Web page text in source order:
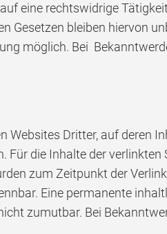
eine rechtswidrige
Gesetzen bleiben hiervon
möglich. Bei
Websites Dritter, auf deren
Für die Inhalte der
zum Zeitpunkt der
Eine permanente
zumutbar. Bei